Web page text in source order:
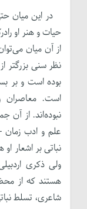
در این میان
حیات و هنر او
از آن میان
نظر سنی بزرگتر
بوده است و بر
است. معاصران
نبوده‌اند. از آن
علم و ادب زمان
نباتی بر اشعار
ولی ذکری
هستند که از
شاعری، تسلط